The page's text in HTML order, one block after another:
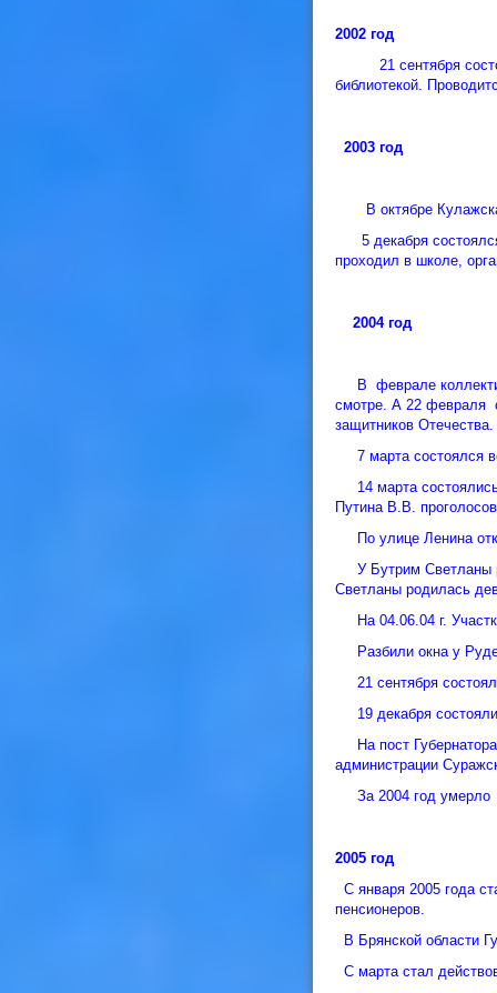
21 сентября
библиотекой.
2003 год
В октябре
5 декабря
проходил в школе,
2004 год
В феврале
смотре. А 22 февраля
защитников
7 марта состоялся
14 марта
Путина В.В.
По улице Ленина
У Бутрим Светланы
Светланы родилась
На 04.06.04 г.
Разбили окна у
21 сентября
19 декабря
На пост
администрации
За 2004 год умерло
2005 год
С января 2005 года
пенсионеров.
В Брянской области
С марта стал